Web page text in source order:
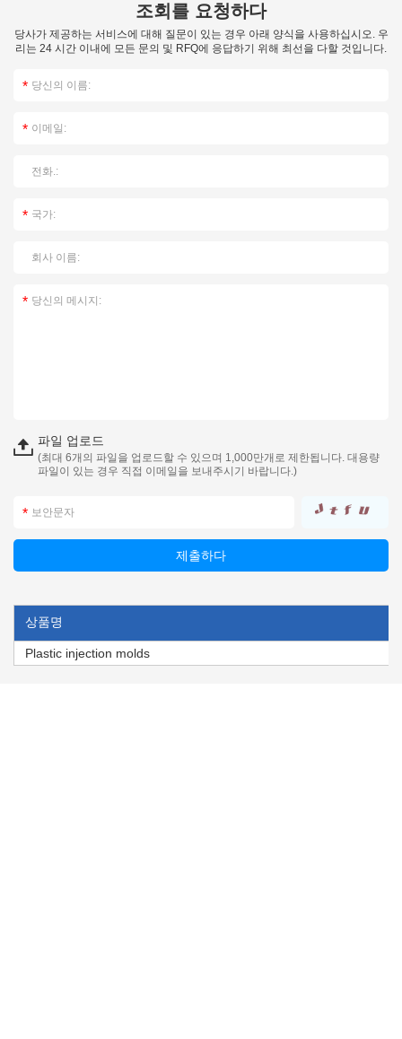
조회를 요청하다
당사가 제공하는 서비스에 대해 질문이 있는 경우 아래 양식을 사용하십시오. 우
리는 24 시간 이내에 모든 문의 및 RFQ에 응답하기 위해 최선을 다할 것입니다.
파일 업로드
(최대 6개의 파일을 업로드할 수 있으며 1,000만개로 제한됩니다. 대용량
파일이 있는 경우 직접 이메일을 보내주시기 바랍니다.)
상품명
Plastic injection molds